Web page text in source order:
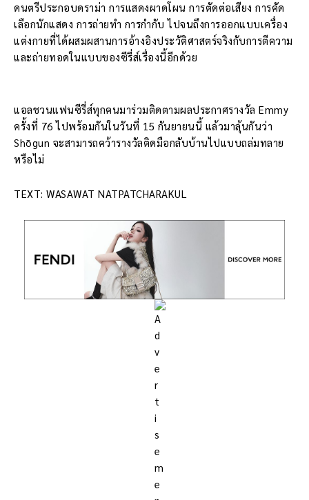
ดนตรีประกอบดราม่า การแสดงผาดโผน การตัดต่อเสียง การคัด
เลือกนักแสดง การถ่ายทำ การกำกับ ไปจนถึงการออกแบบเครื่อง
แต่งกายที่ได้ผสมผสานการอ้างอิงประวัติศาสตร์จริงกับการตีความ
และถ่ายทอดในแบบของซีรี่ส์เรื่องนี้อีกด้วย
แอลชวนแฟนซีรี่ส์ทุกคนมาร่วมติดตามผลประกาศรางวัล Emmy
ครั้งที่ 76 ไปพร้อมกันในวันที่ 15 กันยายนนี้ แล้วมาลุ้นกันว่า
Shōgun จะสามารถคว้ารางวัลติดมือกลับบ้านไปแบบถล่มทลาย
หรือไม่
TEXT: WASAWAT NATPATCHARAKUL